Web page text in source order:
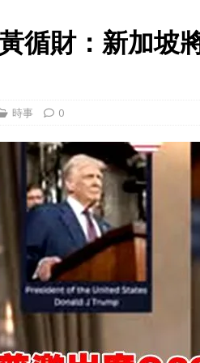
循財：新加坡
時事 0